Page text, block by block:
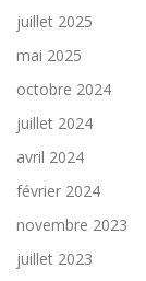
juillet 2025
mai 2025
octobre 2024
juillet 2024
avril 2024
février 2024
novembre 2023
juillet 2023